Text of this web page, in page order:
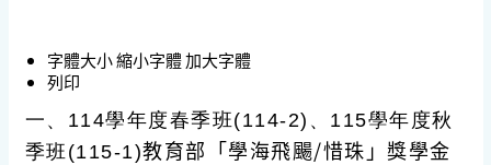
字體大小縮小字體加大字體
列印
一、114學年度春季班(114-2)、115學年度秋
季班(115-1)教育部「學海飛颺/惜珠」獎學金